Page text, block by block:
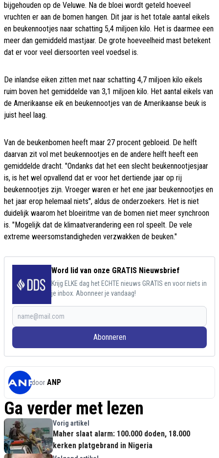
bijgehouden op de Veluwe. Na de bloei wordt geteld hoeveel
vruchten er aan de bomen hangen. Dit jaar is het totale aantal eikels
en beukennootjes naar schatting 5,4 miljoen kilo. Het is daarmee een
meer dan gemiddeld mastjaar. De grote hoeveelheid mast betekent
dat er voor veel diersoorten veel voedsel is.
De inlandse eiken zitten met naar schatting 4,7 miljoen kilo eikels
ruim boven het gemiddelde van 3,1 miljoen kilo. Het aantal eikels van
de Amerikaanse eik en beukennootjes van de Amerikaanse beuk is
juist heel laag.
Van de beukenbomen heeft maar 27 procent gebloeid. De helft
daarvan zit vol met beukennootjes en de andere helft heeft een
gemiddelde dracht. "Ondanks dat het een slecht beukennootjesjaar
is, is het wel opvallend dat er voor het dertiende jaar op rij
beukennootjes zijn. Vroeger waren er het ene jaar beukennootjes en
het jaar erop helemaal niets", aldus de onderzoekers. Het is niet
duidelijk waarom het bloeiritme van de bomen niet meer synchroon
is. "Mogelijk dat de klimaatverandering een rol speelt. De vele
extreme weersomstandigheden verzwakken de beuken."
Word lid van onze GRATIS Nieuwsbrief
Krijg ELKE dag het ECHTE nieuws GRATIS en voor niets in
je inbox. Abonneer je vandaag!
Abonneren
door ANP
Ga verder met lezen
Vorig artikel
Maher slaat alarm: 100.000 doden, 18.000
kerken platgebrand in Nigeria